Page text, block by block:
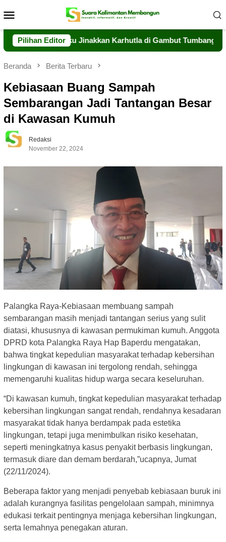
ke
Mobile
Pilihan Editor
Berjibaku Jinakkan Karhutla di Gambut Tumbang Nusa
Beranda Berita Terbaru
Kebiasaan Buang Sampah
Sembarangan Jadi Tantangan Besar
di Kawasan Kumuh
Redaksi
November 22, 2024
Palangka Raya-Kebiasaan membuang sampah
sembarangan masih menjadi tantangan serius yang sulit
diatasi, khususnya di kawasan permukiman kumuh. Anggota
DPRD kota Palangka Raya Hap Baperdu mengatakan,
bahwa tingkat kepedulian masyarakat terhadap kebersihan
lingkungan di kawasan ini tergolong rendah, sehingga
memengaruhi kualitas hidup warga secara keseluruhan.
“Di kawasan kumuh, tingkat kepedulian masyarakat terhadap
kebersihan lingkungan sangat rendah, rendahnya kesadaran
masyarakat tidak hanya berdampak pada estetika
lingkungan, tetapi juga menimbulkan risiko kesehatan,
seperti meningkatnya kasus penyakit berbasis lingkungan,
termasuk diare dan demam berdarah,”ucapnya, Jumat
(22/11/2024).
Beberapa faktor yang menjadi penyebab kebiasaan buruk ini
adalah kurangnya fasilitas pengelolaan sampah, minimnya
edukasi terkait pentingnya menjaga kebersihan lingkungan,
serta lemahnya penegakan aturan.